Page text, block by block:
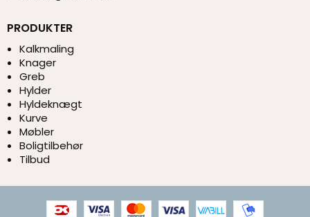
PRODUKTER
Kalkmaling
Knager
Greb
Hylder
Hyldeknægt
Kurve
Møbler
Boligtilbehør
Tilbud